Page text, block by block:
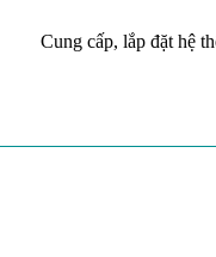
Cung cấp, lắp đặt hệ